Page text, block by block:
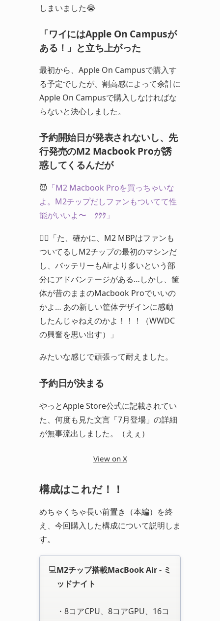
しまいました😭
「ワイにはApple On Campusが
ある！」と立ち上がった
最初から、Apple On Campusで購入す
る予定でしたが、割高感によって余計に
Apple On Campusで購入しなければな
らないと決心しました。
予約開始日が発表されないし、先
行発売のM2 Macbook Proが誘
惑してくるんだが
😈 「M2 Macbook Proを買っちゃいな
よ。M2チップだしファンもついてて性
能がいいよ〜 ｸｸｸ」
😵‍💫「た、確かに、M2 MBPはファンも
ついてるしM2チップの最初のマシンだ
し、バッテリーもAirより多いという部
分にアドバンテージがある…しかし、筐
体が昔のままのMacbook Proでいいの
かよ… あの新しい筐体デザインに感動
したんじゃねえのかよ！！！（WWDC
の興奮を思い出す）」
みたいな感じで頑張って耐えました。
予約日が決まる
やっとApple Store公式に記載されてい
た、何度も見た文言「7月登場」の詳細
が無事流出しました。（えぇ）
View on X
構成はこれだ！！
めちゃくちゃ長い前置き（本編）を終
え、今回購入した構成について説明しま
す。
💻M2チップ搭載MacBook Air - ミ
ッドナイト
・8コアCPU、8コアGPU、16コ